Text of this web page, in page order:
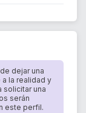
dejar una
la realidad y
solicitar una
serán
este perfil.